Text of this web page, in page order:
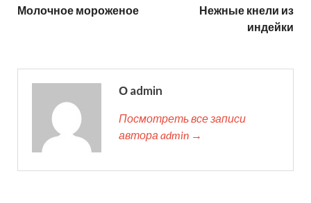
Молочное мороженое
Нежные кнели из
индейки
О admin
Посмотреть все записи
автора admin →